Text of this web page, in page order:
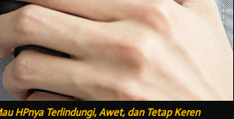
HPnya Terlindungi, Awet, dan Tetap Keren